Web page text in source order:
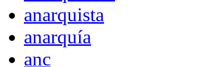
anarquista
anarquía
anc